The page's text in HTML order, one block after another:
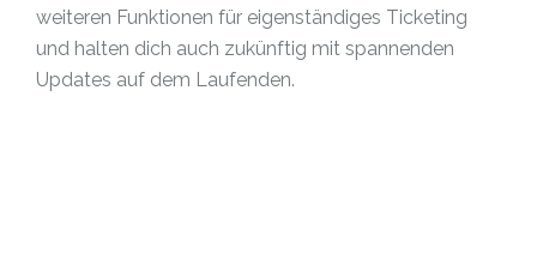
weiteren Funktionen für eigenständiges Ticketing
und halten dich auch zukünftig mit spannenden
Updates auf dem Laufenden.